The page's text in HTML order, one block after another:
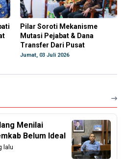
Pilar Soroti Mekanisme
Mutasi Pejabat & Dana
Transfer Dari Pusat
Jumat, 03 Juli 2026
Menilai
Belum Ideal
lalu